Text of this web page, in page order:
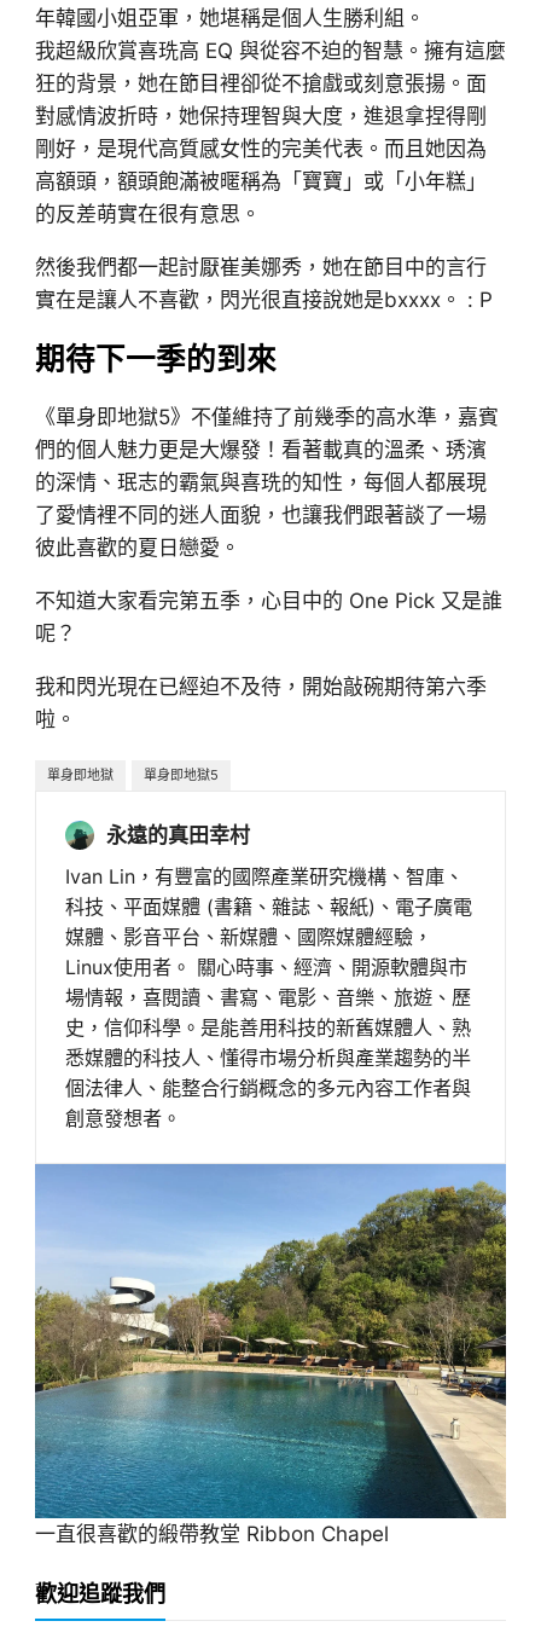
年韓國小姐亞軍，她堪稱是個人生勝利組。
我超級欣賞喜珗高 EQ 與從容不迫的智慧。擁有這麼
狂的背景，她在節目裡卻從不搶戲或刻意張揚。面
對感情波折時，她保持理智與大度，進退拿捏得剛
剛好，是現代高質感女性的完美代表。而且她因為
高額頭，額頭飽滿被暱稱為「寶寶」或「小年糕」
的反差萌實在很有意思。
然後我們都一起討厭崔美娜秀，她在節目中的言行
實在是讓人不喜歡，閃光很直接說她是bxxxx。 : P
期待下一季的到來
《單身即地獄5》不僅維持了前幾季的高水準，嘉賓
們的個人魅力更是大爆發！看著載真的溫柔、琇濱
的深情、珉志的霸氣與喜珗的知性，每個人都展現
了愛情裡不同的迷人面貌，也讓我們跟著談了一場
彼此喜歡的夏日戀愛。
不知道大家看完第五季，心目中的 One Pick 又是誰
呢？
我和閃光現在已經迫不及待，開始敲碗期待第六季
啦。
單身即地獄 單身即地獄5
永遠的真田幸村
Ivan Lin，有豐富的國際產業研究機構、智庫、
科技、平面媒體 (書籍、雜誌、報紙)、電子廣電
媒體、影音平台、新媒體、國際媒體經驗，
Linux使用者。 關心時事、經濟、開源軟體與市
場情報，喜閱讀、書寫、電影、音樂、旅遊、歷
史，信仰科學。是能善用科技的新舊媒體人、熟
悉媒體的科技人、懂得市場分析與產業趨勢的半
個法律人、能整合行銷概念的多元內容工作者與
創意發想者。
一直很喜歡的緞帶教堂 Ribbon Chapel
歡迎追蹤我們